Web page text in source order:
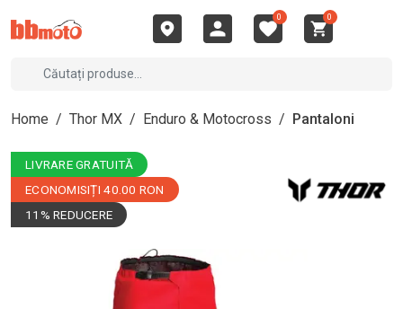
0 0
Home / Thor MX / Enduro & Motocross / Pantaloni
LIVRARE GRATUITĂ
ECONOMISIȚI 40.00 RON
11% REDUCERE